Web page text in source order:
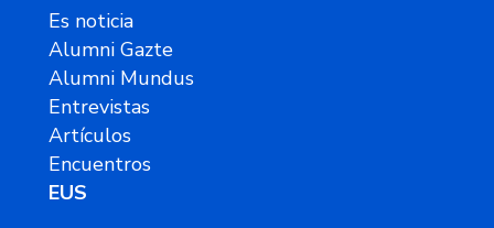
Es noticia
Alumni Gazte
Alumni Mundus
Entrevistas
Artículos
Encuentros
EUS